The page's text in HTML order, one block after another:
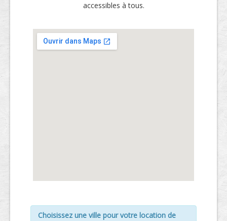
accessibles à tous.
Choisissez une ville pour votre location de